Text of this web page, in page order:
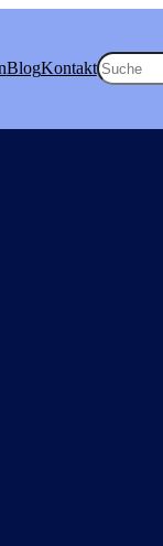
BlogKontaktSuchen